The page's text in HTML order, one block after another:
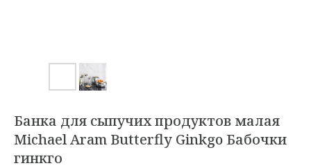
Банка для сыпучих продуктов малая
Michael Aram Butterfly Ginkgo Бабочки
гинкго